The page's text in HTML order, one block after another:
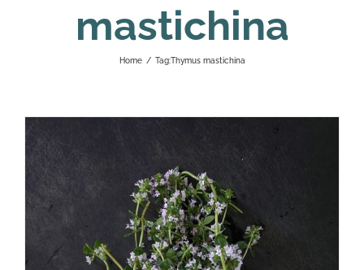
mastichina
Home / Tag:Thymus mastichina